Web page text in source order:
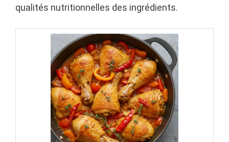
qualités nutritionnelles des ingrédients.